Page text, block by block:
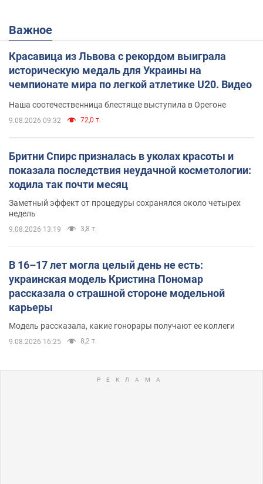
Важное
Красавица из Львова с рекордом выиграла
историческую медаль для Украины на
чемпионате мира по легкой атлетике U20. Видео
Наша соотечественница блестяще выступила в Орегоне
9.08.2026 09:32 72,0 т.
Бритни Спирс призналась в уколах красоты и
показала последствия неудачной косметологии:
ходила так почти месяц
Заметный эффект от процедуры сохранялся около четырех
недель
9.08.2026 13:19 3,8 т.
В 16–17 лет могла целый день не есть:
украинская модель Кристина Пономар
рассказала о страшной стороне модельной
карьеры
Модель рассказала, какие гонорары получают ее коллеги
9.08.2026 16:25 8,2 т.